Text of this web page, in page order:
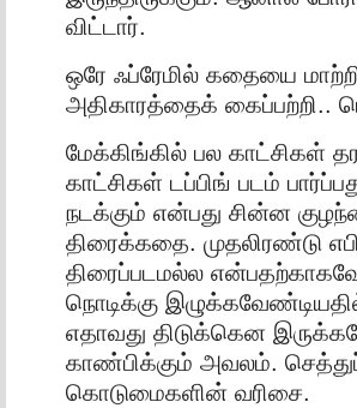
விட்டார்.
ஒரே ஃப்ரேமில் கதையை
அதிகாரத்தைக் கைப்பற்றி..
மேக்கிங்கில் பல காட்சிகள்
காட்சிகள் டப்பிங் படம்
நடக்கும் என்பது சின்ன
திரைக்கதை. முதலிரண்டு
திரைப்படமல்ல
நொடிக்கு
எதாவது திடுக்கென
காண்பிக்கும் அவலம்.
கொடுமைகளின் வரிசை.